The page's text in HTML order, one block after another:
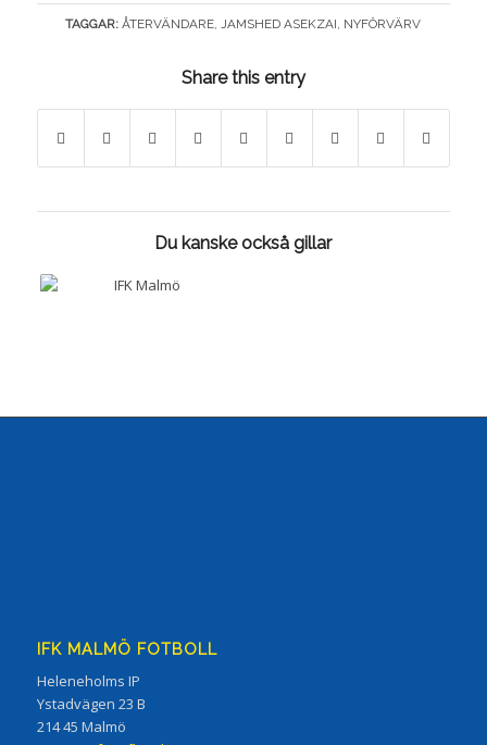
TAGGAR: ÅTERVÄNDARE,JAMSHED ASEKZAI, NYFÖRVÄRV
Share this entry
Du kanske också gillar
IFK MALMÖ FOTBOLL
Heleneholms IP
Ystadvägen 23 B
214 45 Malmö